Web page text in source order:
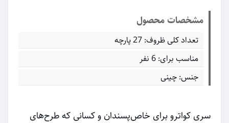
مشخصات محصول
تعداد کلی ظروف: 27 پارچه
مناسب برای: 6 نفر
جنس: چینی
سری کواترو برای خاص‌پسندان و کسانی که طرح‌های